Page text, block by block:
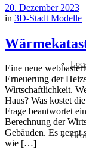
20. Dezember 2023
in 3D-Stadt Modelle
Eine neue
Erneuerung der
Wirtschaftlichkeit.
Haus? Was kostet
Frage beantwortet
Berechnung der
Gebäuden. Es nennt
wie […]